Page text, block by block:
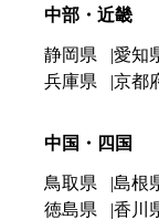
中部・近畿
静岡県 愛知
兵庫県
京都
中国・四国
鳥取県 島根
徳島県
香川